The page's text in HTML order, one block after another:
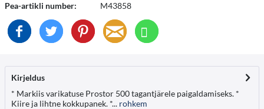
Pea-artikli number:
M43858
Kirjeldus
* Markiis varikatuse Prostor 500 tagantjärele paigaldamiseks. *
Kiire ja lihtne kokkupanek. *... rohkem